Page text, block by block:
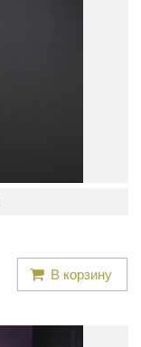
В корзину